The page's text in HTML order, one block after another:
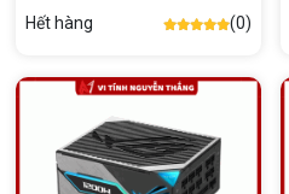
Hết hàng (0)